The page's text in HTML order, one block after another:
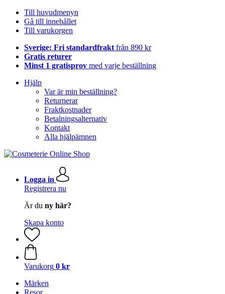
Till huvudmenyn
Gå till innehållet
Till varukorgen
Sverige: Fri standardfrakt från 890 kr
Gratis returer
Minst 1 gratisprov med varje beställning
Hjälp
Var är min beställning?
Returnerar
Fraktkostnader
Betalningsalternativ
Kontakt
Alla hjälpämnen
Logga in
Registrera nu
Är du ny här?
Skapa konto
Varukorg 0 kr
Märken
Resor